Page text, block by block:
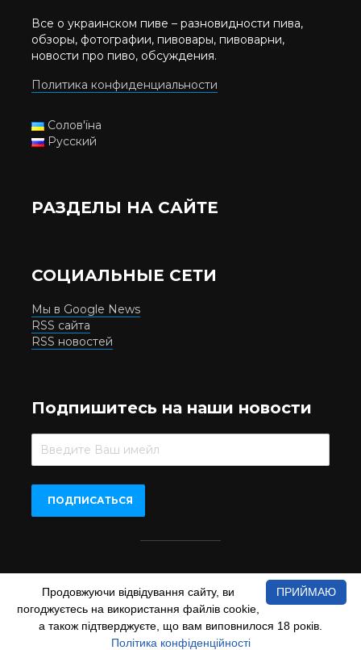
Все о украинском пиве – разновидности пива,
обзоры, фотографии, пивовары, пивоварни,
новости про пиво, обсуждения.
Политика конфиденциальности
Солов'їна
Русский
РАЗДЕЛЫ НА САЙТЕ
СОЦИАЛЬНЫЕ СЕТИ
Мы в Google News
RSS сайта
RSS новостей
Подпишитесь на наши новости
Beer.UA © 2016-2022
При копіюванні матеріалів з сайту обов'язкове пряме
відкрите для пошукових систем гіперпосилання на сайт
www.beer.ua
ПРИЙМАЮ
Продовжуючи відвідування сайту, ви
погоджуєтесь на використання файлів cookie,
а також підтверджуєте, що вам виповнилося 18 років.
Політика конфіденційності